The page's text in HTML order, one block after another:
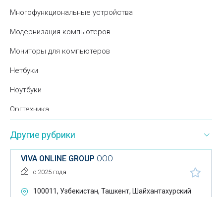
Многофункциональные устройства
Модернизация компьютеров
Мониторы для компьютеров
Нетбуки
Ноутбуки
Оргтехника
Офисное оборудование
Периферия для компьютеров
Расходные материалы для оргтехники
Сети передачи данных
Другие рубрики
VIVA ONLINE GROUP ООО
с 2025 года
100011, Узбекистан, Ташкент, Шайхантахурский